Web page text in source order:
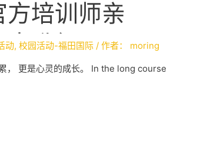
培训师亲
大升级！
动,校园活动-福田国际 / 作者： moring
， 更是心灵的成长。 In the long course